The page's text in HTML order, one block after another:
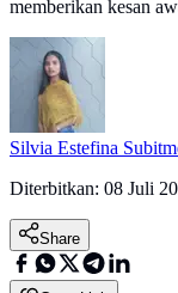
memberikan kesan
Silvia Estefina
Diterbitkan: 08 Juli
Share